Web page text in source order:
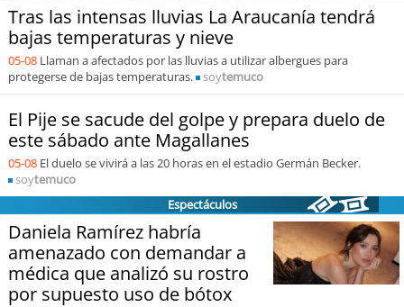
soyiquique
soycalama
soyantofagasta
soycopiapó
soyvalparaíso
soyquillota
soysanantonio
Tras las intensas lluvias La Araucanía tendrá
bajas temperaturas y nieve
05-08 Llaman a afectados por las lluvias a utilizar albergues para
protegerse de bajas temperaturas.
soytemuco
El Pije se sacude del golpe y prepara duelo de
este sábado ante Magallanes
05-08 El duelo se vivirá a las 20 horas en el estadio Germán Becker.
soytemuco
Espectáculos
Daniela Ramírez habría
amenazado con demandar a
médica que analizó su rostro
por supuesto uso de bótox